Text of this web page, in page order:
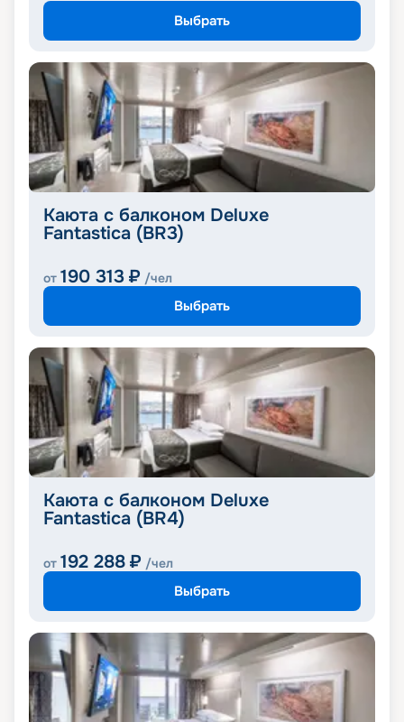
Выбрать
Каюта с балконом Deluxe
Fantastica (BR3)
от 190 313 ₽ /чел
Выбрать
Каюта с балконом Deluxe
Fantastica (BR4)
от 192 288 ₽ /чел
Выбрать